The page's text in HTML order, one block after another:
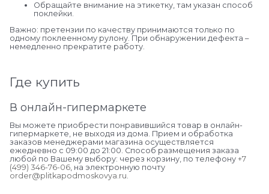
Обращайте внимание на этикетку, там указан способ
поклейки.
Важно: претензии по качеству принимаются только по
одному поклеенному рулону. При обнаружении дефекта –
немедленно прекратите работу.
Где купить
В онлайн-гипермаркете
Вы можете приобрести понравившийся товар в онлайн-
гипермаркете, не выходя из дома. Прием и обработка
заказов менеджерами магазина осуществляется
ежедневно с 09:00 до 21:00. Способ размещения заказа
любой по Вашему выбору: через корзину, по телефону +7
(499) 346-76-06 , на электронную почту
order@plitkapodmoskovya.ru